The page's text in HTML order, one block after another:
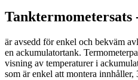
Tanktermometersats
är avsedd för enkel och bekväm
en ackumulatortank.
visning av temperaturer i
som är enkel att montera innhåller,